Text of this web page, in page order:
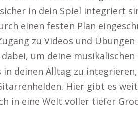
in dein Spiel integriert
einen festen Plan
zu Videos und
um deine
in deinen Alltag zu
Hier gibt es
in eine Welt voller tiefer